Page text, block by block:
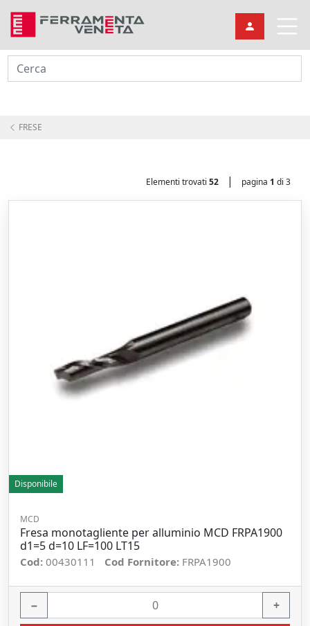
Cerca
FRESE
Elementi trovati 52 | pagina 1 di 3
Disponibile
MCD
Fresa monotagliente per alluminio MCD FRPA1900
d1=5 d=10 LF=100 LT15
Cod: 00430111 Cod Fornitore: FRPA1900
− +